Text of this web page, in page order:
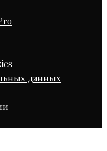
данных